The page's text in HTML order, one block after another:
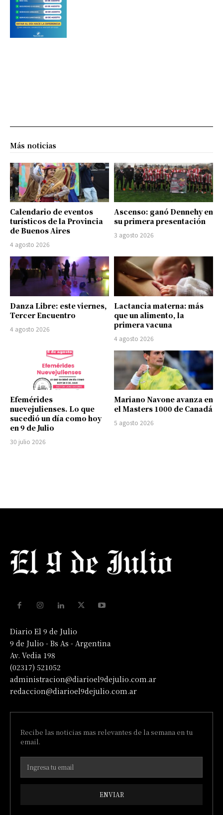
Más noticias
Calendario de eventos
turísticos de la Provincia
de Buenos Aires
4 agosto 2026
Ascenso: ganó Dennehy en
su primera presentación
3 agosto 2026
Danza Libre: este viernes,
Tercer Encuentro
4 agosto 2026
Lactancia materna: más
que un alimento, la
primera vacuna
4 agosto 2026
Efemérides
nuevejulienses. Lo que
sucedió un día como hoy
en 9 de Julio
30 julio 2026
Mariano Navone avanza en
el Masters 1000 de Canadá
5 agosto 2026
Diario El 9 de Julio
9 de Julio - Bs As - Argentina
Av. Vedia 198
(02317) 521052
administracion@diarioel9dejulio.com.ar
redaccion@diarioel9dejulio.com.ar
Recibe las noticias mas relevantes de la semana en tu
email.
ENVIAR